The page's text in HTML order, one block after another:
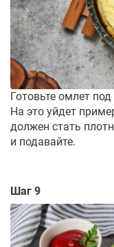
Готовьте омлет
На это уйдет
должен стать
и подавайте.
Шаг 9